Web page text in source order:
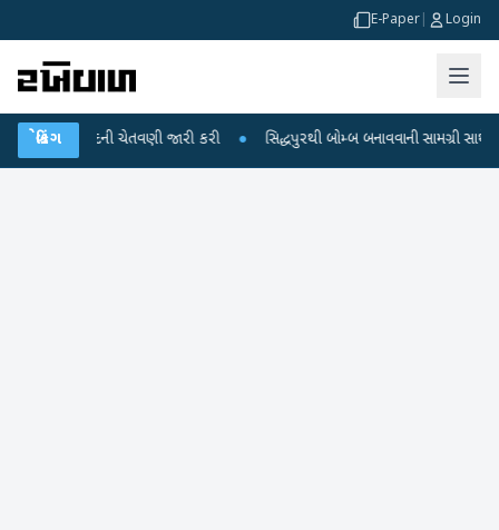
E-Paper Login
બ્રેકિંગચેતવણી જારી કરી ● સિદ્ધપુરથી બોમ્બ બનાવવાની સામગ્રી સાથે જૈશના 5